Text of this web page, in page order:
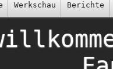
Werkschau Berichte